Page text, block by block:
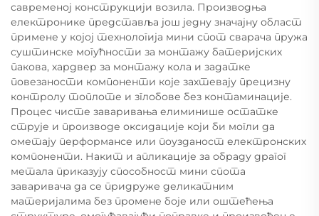
савременој конструкцији возила. Производња
електронике представља још једну значајну област
примене у којој технологија мини спот сварача пружа
суштинске могућности за монтажу батеријских
пакова, хардвер за монтажу кола и задатке
повезаности компоненти које захтевају прецизну
контролу топлоте и зглобове без контаминације.
Процес чисте заваривања елиминише остатке
струје и производе оксидације који би могли да
ометају перформансе или поузданост електронских
компоненти. Накит и апликације за обраду драгог
метала приказују способност мини спота
заваривача да се придруже деликатним
материјалима без промене боје или оштећења